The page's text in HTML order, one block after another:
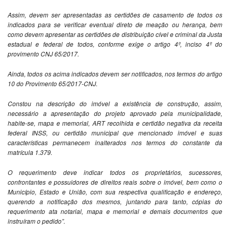
Assim, devem ser apresentadas as certidões de casamento de todos os
indicados para se verificar eventual direto de meação ou herança, bem
como devem apresentar as certidões de distribuição cível e criminal da Justa
estadual e federal de todos, conforme exige o artigo 4º, inciso 4º do
provimento CNJ 65/2017.
Ainda, todos os acima indicados devem ser notificados, nos termos do artigo
10 do Provimento 65/2017-CNJ.
Constou na descrição do imóvel a existência de construção, assim,
necessário a apresentação do projeto aprovado pela municipalidade,
habite-se, mapa e memorial, ART recolhida e certidão negativa da receita
federal INSS, ou certidão municipal que mencionado imóvel e suas
características permanecem inalterados nos termos do constante da
matrícula 1.379.
O requerimento deve indicar todos os proprietários, sucessores,
confrontantes e possuidores de direitos reais sobre o imóvel, bem como o
Município, Estado e União, com sua respectiva qualificação e endereço,
querendo a notificação dos mesmos, juntando para tanto, cópias do
requerimento ata notarial, mapa e memorial e demais documentos que
instruíram o pedido”.